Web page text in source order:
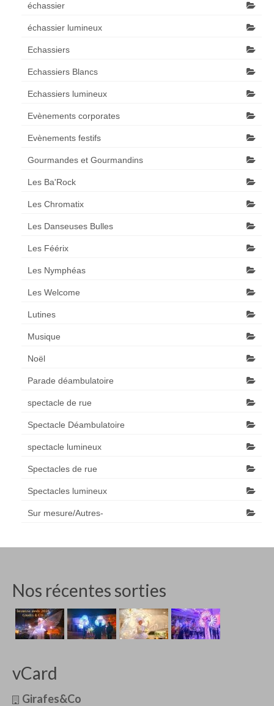
échassier
échassier lumineux
Echassiers
Echassiers Blancs
Echassiers lumineux
Evènements corporates
Evènements festifs
Gourmandes et Gourmandins
Les Ba'Rock
Les Chromatix
Les Danseuses Bulles
Les Féérix
Les Nymphéas
Les Welcome
Lutines
Musique
Noël
Parade déambulatoire
spectacle de rue
Spectacle Déambulatoire
spectacle lumineux
Spectacles de rue
Spectacles lumineux
Sur mesure/Autres-
Nos récentes sorties
vCard
Girafes&Co